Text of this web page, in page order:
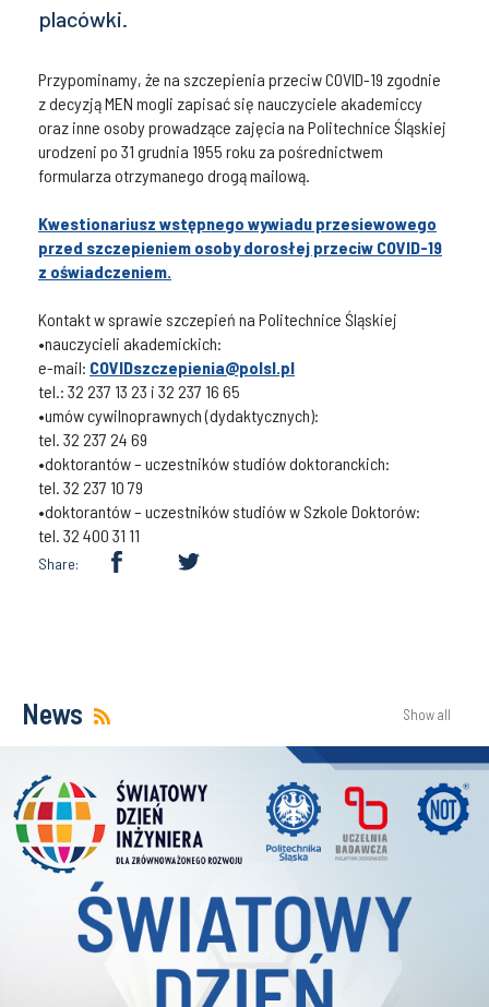
placówki.
Przypominamy, że na szczepienia przeciw COVID-19 zgodnie
z decyzją MEN mogli zapisać się nauczyciele akademiccy
oraz inne osoby prowadzące zajęcia na Politechnice Śląskiej
urodzeni po 31 grudnia 1955 roku za pośrednictwem
formularza otrzymanego drogą mailową.
Kwestionariusz wstępnego wywiadu przesiewowego
przed szczepieniem osoby dorosłej przeciw COVID-19
z oświadczeniem.
Kontakt w sprawie szczepień na Politechnice Śląskiej
•nauczycieli akademickich:
e-mail: COVIDszczepienia@polsl.pl
tel.: 32 237 13 23 i 32 237 16 65
•umów cywilnoprawnych (dydaktycznych):
tel. 32 237 24 69
•doktorantów – uczestników studiów doktoranckich:
tel. 32 237 10 79
•doktorantów – uczestników studiów w Szkole Doktorów:
tel. 32 400 31 11
Share:
News Show all